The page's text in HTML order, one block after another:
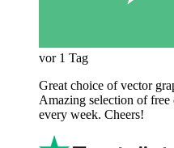
vor 1 Tag
Great choice of vector
Amazing selection of
every week. Cheers!